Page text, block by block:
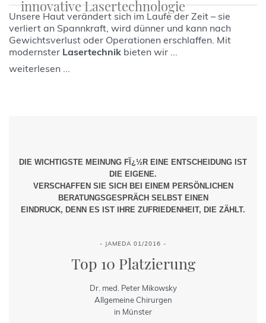
Gewichtsreduktion notwendig. Das überschüssige
Gewebe an Oberschenkeln, Bauch, Rücken und
Gesäß wird durch eine zirkuläre Schnittführung
gestrafft ...
weiterlesen ...
einen durch Eigengewebe oder durch Implantat
erreicht werden. Ggf. ist eine Kombination der
Eingriffe sinnvoll. Der Hautschnitt wird unauffällig
...
innovative Lasertechnologie
Unsere Haut verändert sich im Laufe der Zeit – sie
verliert an Spannkraft, wird dünner und kann nach
Gewichtsverlust oder Operationen erschlaffen. Mit
modernster Lasertechnik bieten wir ...
weiterlesen ...
DIE WICHTIGSTE MEINUNG FÏ¿½R EINE ENTSCHEIDUNG IST
DIE EIGENE.
VERSCHAFFEN SIE SICH BEI EINEM PERSÖNLICHEN
BERATUNGSGESPRÄCH SELBST EINEN
EINDRUCK, DENN ES IST IHRE ZUFRIEDENHEIT, DIE ZÄHLT.
- JAMEDA 01/2016 -
Top 10 Platzierung
Dr. med. Peter Mikowsky
Allgemeine Chirurgen
in Münster